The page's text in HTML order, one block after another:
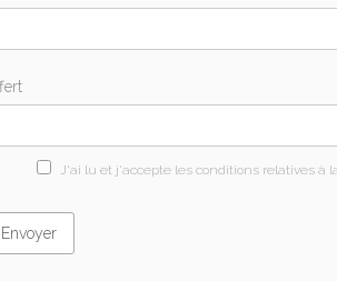
J'ai lu et j'accepte les conditions relatives à